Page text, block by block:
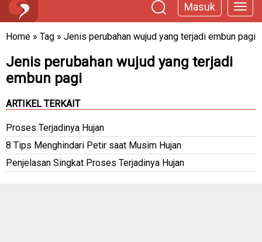
Masuk
Home » Tag » Jenis perubahan wujud yang terjadi embun pagi
Jenis perubahan wujud yang terjadi
embun pagi
ARTIKEL TERKAIT
Proses Terjadinya Hujan
8 Tips Menghindari Petir saat Musim Hujan
Penjelasan Singkat Proses Terjadinya Hujan